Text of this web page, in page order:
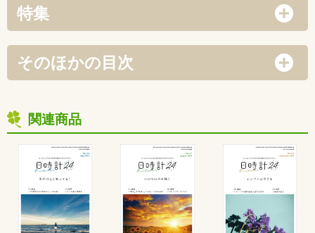
特集
そのほかの目次
関連商品